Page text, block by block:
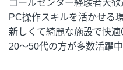
コールセンター経験者大歓
PC操作スキルを活かせる
新しくて綺麗な施設で快適
20～50代の方が多数活躍中